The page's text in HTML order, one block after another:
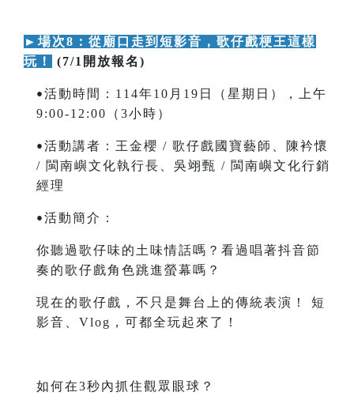
► 場次8： 從廟口走到短影音，歌仔戲梗王這樣
玩！
(7/1開放報名)
•活動時間：114年10月19日（星期日），上午
9:00-12:00（3小時）
•活動講者：王金櫻 / 歌仔戲國寶藝師、陳衿懷
/ 閩南嶼文化執行長、吳翊甄 / 閩南嶼文化行銷
經理
•活動簡介：
你聽過歌仔味的土味情話嗎？看過唱著抖音節
奏的歌仔戲角色跳進螢幕嗎？
現在的歌仔戲，不只是舞台上的傳統表演！ 短
影音、Vlog，可都全玩起來了！
如何在3秒內抓住觀眾眼球？